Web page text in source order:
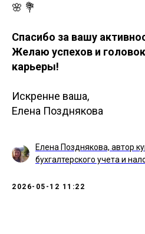
🌸 💐
Спасибо за вашу
Желаю успехов и
карьеры!
Искренне ваша,
Елена Позднякова
Елена Позднякова, автор
бухгалтерского учета и
2026-05-12 11:22